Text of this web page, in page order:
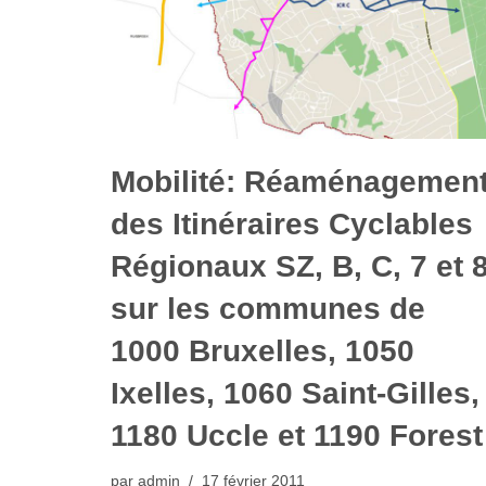
Mobilité:
des Itinéraires Cyclables
Régionaux SZ, B, C, 7 et
sur les communes de
1000 Bruxelles, 1050
Ixelles, 1060 Saint-Gilles,
1180 Uccle et 1190 Forest
par admin 17 février 2011